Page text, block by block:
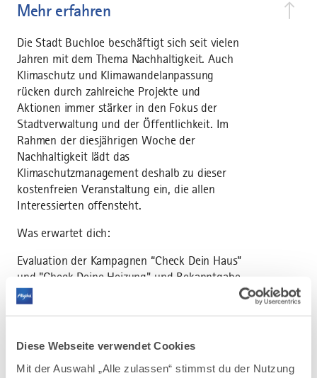
Diese Webseite verwendet Cookies
Mit der Auswahl „Alle zulassen“ stimmst du der Nutzung
Mehr erfahren
Die Stadt Buchloe beschäftigt sich seit vielen
Jahren mit dem Thema Nachhaltigkeit. Auch
Klimaschutz und Klimawandelanpassung
rücken durch zahlreiche Projekte und
Aktionen immer stärker in den Fokus der
Stadtverwaltung und der Öffentlichkeit. Im
Rahmen der diesjährigen Woche der
Nachhaltigkeit lädt das
Klimaschutzmanagement deshalb zu dieser
kostenfreien Veranstaltung ein, die allen
Interessierten offensteht.
Was erwartet dich:
Evaluation der Kampagnen “Check Dein Haus”
und "Check Deine Heizung" und Bekanntgabe
der Gewinner der Verlosung einer BalkonPV-
Panelretter: Vortrag und Vorführung mit
KickOff- der Balkon-PV : Sammelbestellung